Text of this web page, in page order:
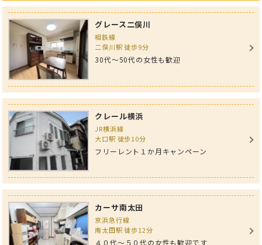
グレース二俣川
相鉄線
二俣川駅 徒歩9分
30代〜50代の女性も歓迎
クレール横浜
JR横浜線
大口駅 徒歩10分
フリーレント１か月キャンペーン
カーサ南太田
京浜急行線
南太田駅 徒歩12分
４０代〜５０代の女性も歓迎です